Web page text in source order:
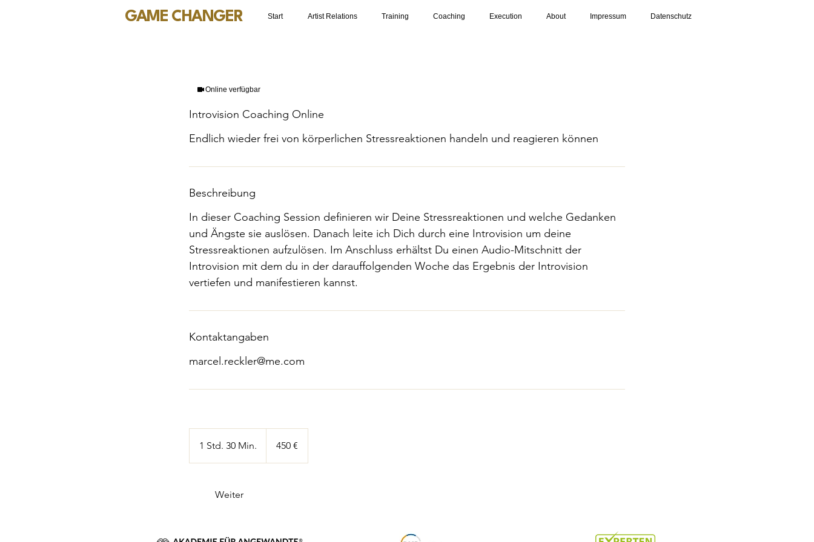
Start Artist Relations Training Coaching Execution About Impressum Datenschutz
GAME CHANGER
Online verfügbar
Introvision Coaching Online
Endlich wieder frei von körperlichen Stressreaktionen handeln und reagieren können
Beschreibung
In dieser Coaching Session definieren wir Deine Stressreaktionen und welche Gedanken
und Ängste sie auslösen. Danach leite ich Dich durch eine Introvision um deine
Stressreaktionen aufzulösen. Im Anschluss erhältst Du einen Audio-Mitschnitt der
Introvision mit dem du in der darauffolgenden Woche das Ergebnis der Introvision
vertiefen und manifestieren kannst.
Kontaktangaben
marcel.reckler@me.com
1 Std. 30 Min.
S
450 €
Weiter